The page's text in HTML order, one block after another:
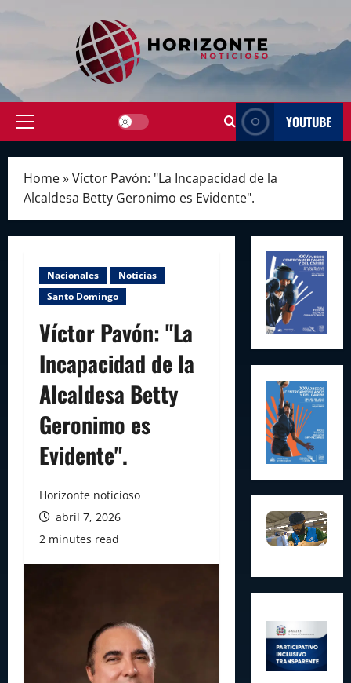
Primary
YOUTUBE
Home»Víctor Pavón: "La Incapacidad de la
Alcaldesa Betty Geronimo es Evidente".
Nacionales
Noticias
Santo Domingo
Víctor Pavón: "La
Incapacidad de la
Alcaldesa Betty
Geronimo es
Evidente".
Horizonte noticioso
abril 7, 2026
2 minutes read